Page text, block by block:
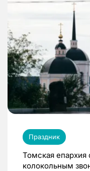
Праздник
Томская
колокольным